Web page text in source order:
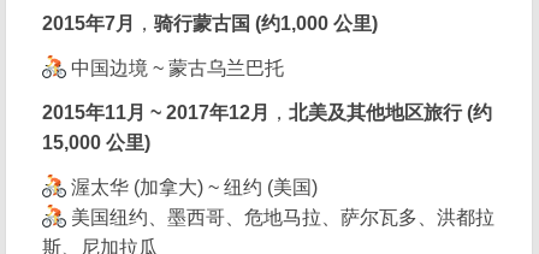
2015年7月 ，骑行蒙古国 (约1,000 公里)
中国边境 ~ 蒙古乌兰巴托
2015年11月 ~ 2017年12月 ，北美及其他地区旅行 (约
15,000 公里)
渥太华 (加拿大) ~ 纽约 (美国)
美国纽约、墨西哥、危地马拉、萨尔瓦多、洪都拉
斯、尼加拉瓜